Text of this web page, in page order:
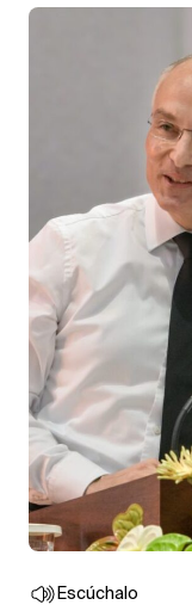
Escúchalo